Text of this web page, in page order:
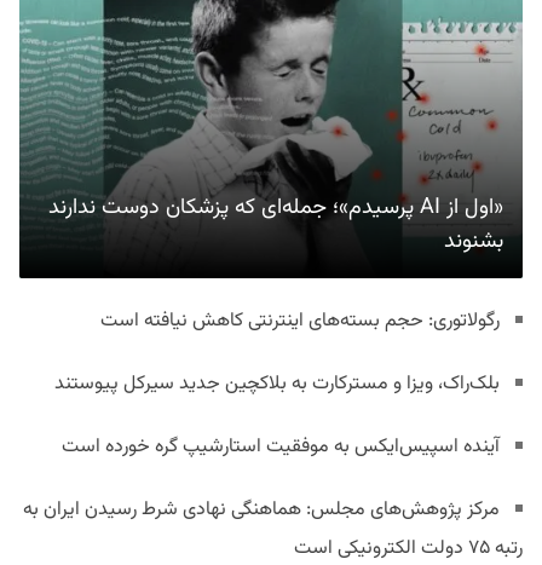
«اول از AI پرسیدم»؛ جمله‌ای که پزشکان دوست ندارند
بشنوند
رگولاتوری: حجم بسته‌های اینترنتی کاهش نیافته است
بلک‌راک، ویزا و مسترکارت به بلاکچین جدید سیرکل پیوستند
آینده اسپیس‌ایکس به موفقیت استارشیپ گره خورده است
مرکز پژوهش‌های مجلس: هماهنگی نهادی شرط رسیدن ایران به
رتبه ۷۵ دولت الکترونیکی است